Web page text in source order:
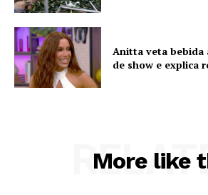
Anitta veta bebida
de show e explica
More like